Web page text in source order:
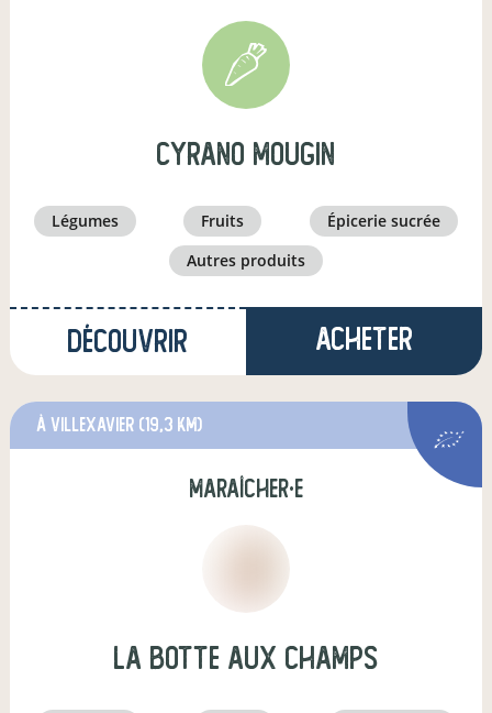
cyrano mougin
légumes fruits
épicerie sucrée
autres produits
Découvrir Acheter
à Villexavier (19,3 km)
maraîcher·e
LA BOTTE AUX CHAMPS